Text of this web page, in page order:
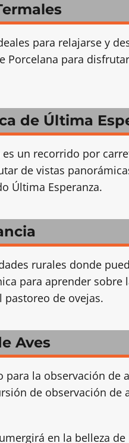
para relajarse y
Porcelana para
de Última
es un recorrido por
de vistas
Última Esperanza.
rurales donde
para aprender
de ovejas.
Aves
la observación
de observación
en la belleza